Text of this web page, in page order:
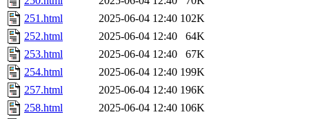
251.html
2025-06-04 12:40 102K
252.html
2025-06-04 12:40
64K
253.html
2025-06-04 12:40
67K
254.html
2025-06-04 12:40 199K
257.html
2025-06-04 12:40 196K
258.html
2025-06-04 12:40 106K